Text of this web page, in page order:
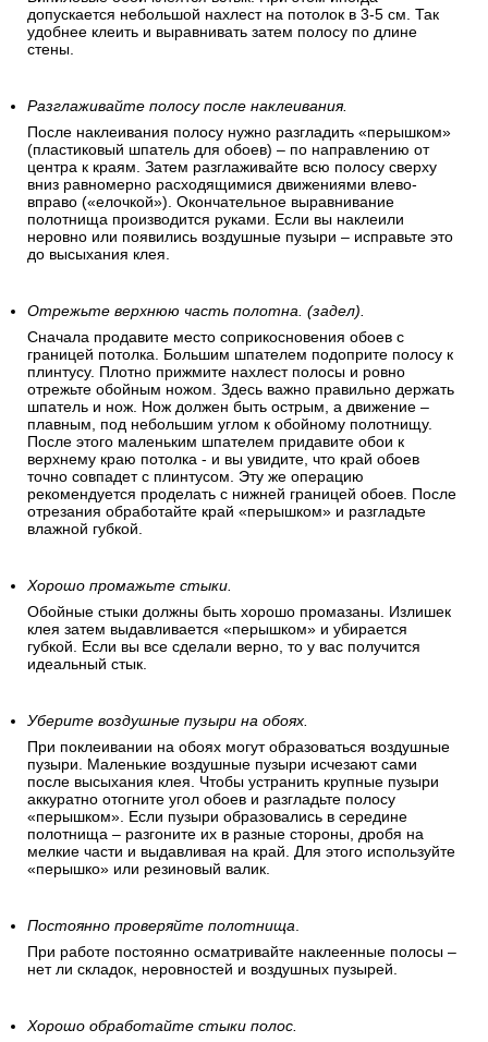
допускается небольшой нахлест на потолок в 3-5 см. Так
удобнее клеить и выравнивать затем полосу по длине
стены.
Разглаживайте полосу после наклеивания.
После наклеивания полосу нужно разгладить «перышком»
(пластиковый шпатель для обоев) – по направлению от
центра к краям. Затем разглаживайте всю полосу сверху
вниз равномерно расходящимися движениями влево-
вправо («елочкой»). Окончательное выравнивание
полотнища производится руками. Если вы наклеили
неровно или появились воздушные пузыри – исправьте это
до высыхания клея.
Отрежьте верхнюю часть полотна. (задел).
Сначала продавите место соприкосновения обоев с
границей потолка. Большим шпателем подоприте полосу к
плинтусу. Плотно прижмите нахлест полосы и ровно
отрежьте обойным ножом. Здесь важно правильно держать
шпатель и нож. Нож должен быть острым, а движение –
плавным, под небольшим углом к обойному полотнищу.
После этого маленьким шпателем придавите обои к
верхнему краю потолка - и вы увидите, что край обоев
точно совпадет с плинтусом. Эту же операцию
рекомендуется проделать с нижней границей обоев. После
отрезания обработайте край «перышком» и разгладьте
влажной губкой.
Хорошо промажьте стыки.
Обойные стыки должны быть хорошо промазаны. Излишек
клея затем выдавливается «перышком» и убирается
губкой. Если вы все сделали верно, то у вас получится
идеальный стык.
Уберите воздушные пузыри на обоях.
При поклеивании на обоях могут образоваться воздушные
пузыри. Маленькие воздушные пузыри исчезают сами
после высыхания клея. Чтобы устранить крупные пузыри
аккуратно отогните угол обоев и разгладьте полосу
«перышком». Если пузыри образовались в середине
полотнища – разгоните их в разные стороны, дробя на
мелкие части и выдавливая на край. Для этого используйте
«перышко» или резиновый валик.
Постоянно проверяйте полотнища.
При работе постоянно осматривайте наклеенные полосы –
нет ли складок, неровностей и воздушных пузырей.
Хорошо обработайте стыки полос.